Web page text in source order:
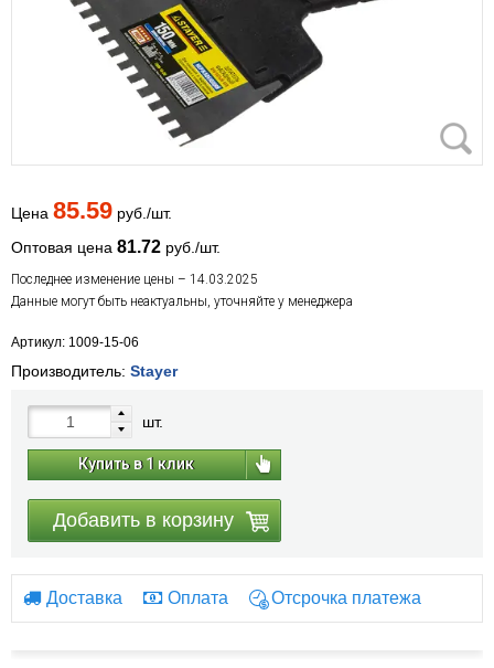
Цена 85.59 руб./шт.
Оптовая цена 81.72 руб./шт.
Последнее изменение цены – 14.03.2025
Данные могут быть неактуальны, уточняйте у менеджера
Артикул: 1009-15-06
Производитель: Stayer
шт.
Купить в 1 клик
Добавить в корзину
Доставка Оплата Отсрочка платежа